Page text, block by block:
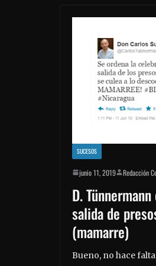
SUCESOS
junio 11, 2019 Redacción
D.
salida de
(mamarre)
Bueno, no hace